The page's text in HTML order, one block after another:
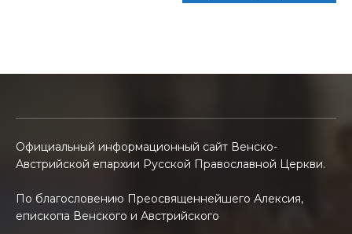
Официальный информационный сайт Венско-
Австрийской епархии Русской Православной Церкви.
По благословению Преосвященнейшего Алексия,
епископа Венского и Австрийского